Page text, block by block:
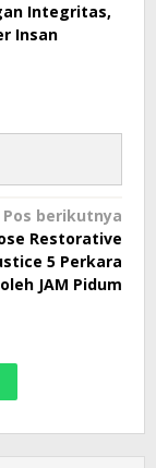
Integritas,
Insan
Pos berikutnya
Restorative
5 Perkara
JAM Pidum